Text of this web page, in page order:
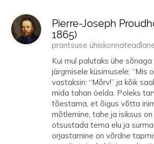
Pierre-Joseph
1865)
prantsuse
Kui mul palutaks ühe
järgmisele küsimusele: “Mis
vastaksin: “Mõrv!” ja kõik
mida tahan öelda. Poleks
tõestama, et õigus võtta
mõtlemine, tahe ja isiksus
otsustada tema elu ja
orjastamine on võrdne